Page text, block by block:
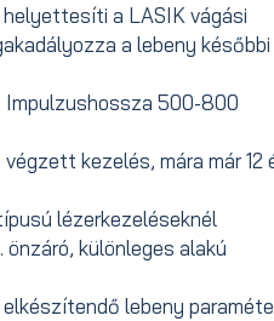
a LASIK vágási
a lebeny későbbi
Impulzushossza 500-800
kezelés, mára már 12
lézerkezeléseknél
különleges alakú
lebeny